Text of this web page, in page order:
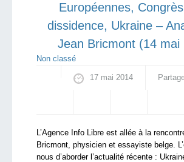
Européennes,
dissidence, Ukraine –
Jean Bricmont (14 mai
Non classé
17 mai 2014
L’Agence Info Libre est allée à la
Bricmont, physicien et essayiste belge.
nous d’aborder l’actualité récente :